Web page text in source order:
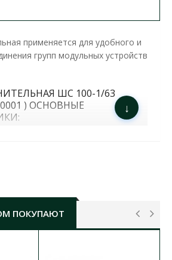
применяется для удобного и
групп модульных устройств
ШС 100-1/63​
) ОСНОВНЫЕ
↓
ПОКУПАЮТ